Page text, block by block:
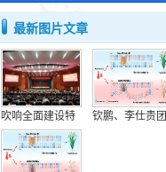
最新图片文章
吹响全面建设特 钦鹏、李仕贵团